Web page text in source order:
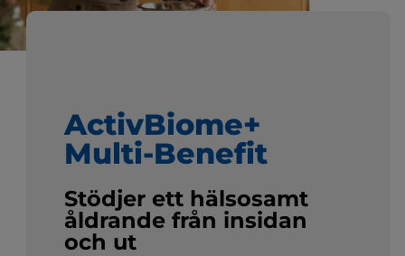
ActivBiome+
Multi-Benefit
Stödjer ett hälsosamt
åldrande från insidan
och ut